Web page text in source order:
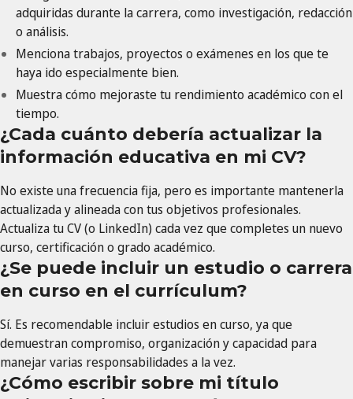
adquiridas durante la carrera, como investigación, redacción
o análisis.
Menciona trabajos, proyectos o exámenes en los que te
haya ido especialmente bien.
Muestra cómo mejoraste tu rendimiento académico con el
tiempo.
¿Cada cuánto debería actualizar la
información educativa en mi CV?
No existe una frecuencia fija, pero es importante mantenerla
actualizada y alineada con tus objetivos profesionales.
Actualiza tu CV (o LinkedIn) cada vez que completes un nuevo
curso, certificación o grado académico.
¿Se puede incluir un estudio o carrera
en curso en el currículum?
Sí. Es recomendable incluir estudios en curso, ya que
demuestran compromiso, organización y capacidad para
manejar varias responsabilidades a la vez.
¿Cómo escribir sobre mi título